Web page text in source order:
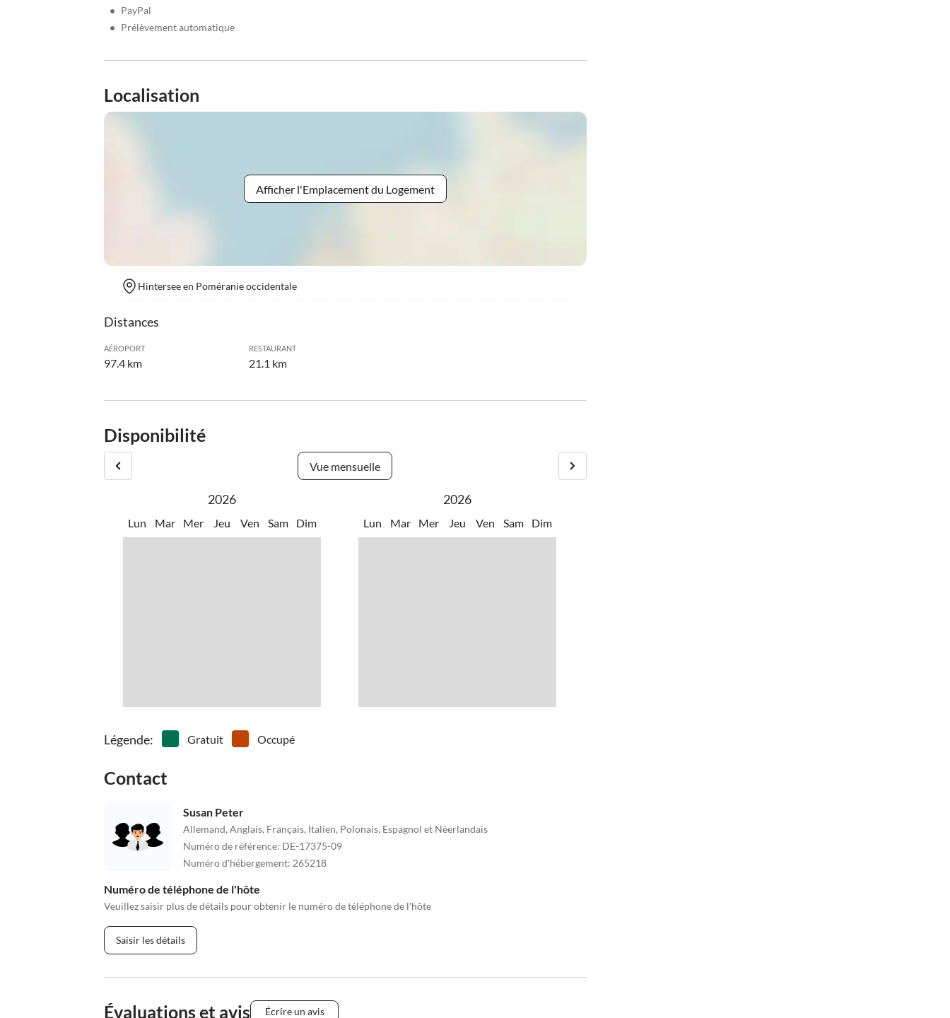
• PayPal
• Prélèvement automatique
Localisation
Afficher l'Emplacement du Logement
Hintersee en Poméranie occidentale
Distances
AÉROPORT
97.4 km
RESTAURANT
21.1 km
Disponibilité
Vue mensuelle
2026
Lun Mar Mer Jeu Ven Sam Dim
2026
Lun Mar Mer Jeu Ven Sam Dim
Légende: Gratuit Occupé
Contact
Susan Peter
Allemand, Anglais, Français, Italien, Polonais, Espagnol et Néerlandais
Numéro de référence: DE-17375-09
Numéro d'hébergement: 265218
Numéro de téléphone de l'hôte
Veuillez saisir plus de détails pour obtenir le numéro de téléphone de l'hôte
Saisir les détails
Évaluations et avis Écrire un avis